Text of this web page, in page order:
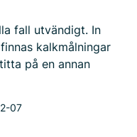
fall utvändigt. In
kalkmålningar
på en annan
07